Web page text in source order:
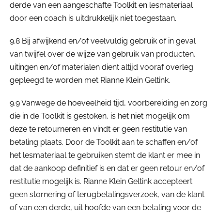
derde van een aangeschafte Toolkit en lesmateriaal
door een coach is uitdrukkelijk niet toegestaan.
9.8 Bij afwijkend en/of veelvuldig gebruik of in geval
van twijfel over de wijze van gebruik van producten,
uitingen en/of materialen dient altijd vooraf overleg
gepleegd te worden met Rianne Klein Geltink.
9.9 Vanwege de hoeveelheid tijd, voorbereiding en zorg
die in de Toolkit is gestoken, is het niet mogelijk om
deze te retourneren en vindt er geen restitutie van
betaling plaats. Door de Toolkit aan te schaffen en/of
het lesmateriaal te gebruiken stemt de klant er mee in
dat de aankoop definitief is en dat er geen retour en/of
restitutie mogelijk is. Rianne Klein Geltink accepteert
geen stornering of terugbetalingsverzoek, van de klant
of van een derde, uit hoofde van een betaling voor de